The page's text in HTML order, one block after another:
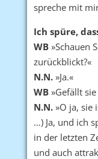
spreche mit
Ich spüre,
WB»Schauen
zurückblickt?«
N.N.»Ja.«
WB»Gefällt sie
N.N.»O ja, sie
…) Ja, und ich
in der letzten
und auch